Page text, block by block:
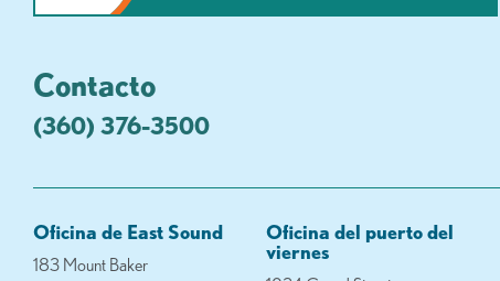
Contacto
(360) 376-3500
Oficina de East Sound
183 Mount Baker
Oficina del puerto del
viernes